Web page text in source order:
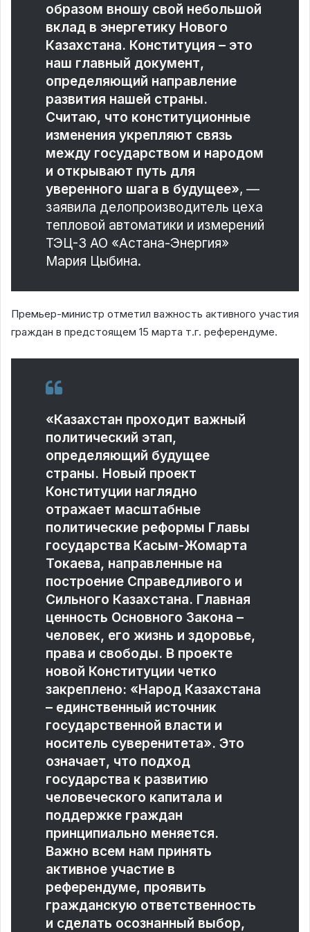
образом вношу свой небольшой
вклад в энергетику Нового
Казахстана. Конституция – это
наш главный документ,
определяющий направление
развития нашей страны.
Считаю, что конституционные
изменения укрепляют связь
между государством и народом
и открывают путь для
уверенного шага в будущее», —
заявила делопроизводитель цеха
тепловой автоматики и измерений
ТЭЦ-3 АО «Астана-Энергия»
Мария Цыбина.
Премьер-министр отметил важность активного участия
граждан в предстоящем 15 марта т.г. референдуме.
«Казахстан проходит важный
политический этап,
определяющий будущее
страны. Новый проект
Конституции наглядно
отражает масштабные
политические реформы Главы
государства Касым-Жомарта
Токаева, направленные на
построение Справедливого и
Сильного Казахстана. Главная
ценность Основного Закона –
человек, его жизнь и здоровье,
права и свободы. В проекте
новой Конституции четко
закреплено: «Народ Казахстана
– единственный источник
государственной власти и
носитель суверенитета». Это
означает, что подход
государства к развитию
человеческого капитала и
поддержке граждан
принципиально меняется.
Важно всем нам принять
активное участие в
референдуме, проявить
гражданскую ответственность
и сделать осознанный выбор,